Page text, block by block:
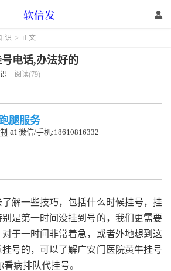
识 > 正文
电话,办法好的
阅读(79)
腿服务
at 微信/手机:18610816332
解一些技巧，包括什么时候挂号，挂
是第一时间没挂到号的，我们更需要
于一时间非常着急，或者外地想到这
号的，可以了解广安门医院黄牛挂号
病排队代挂号。